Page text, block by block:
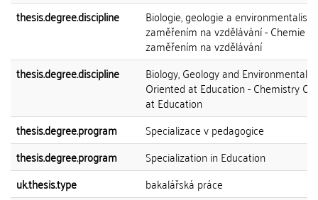
thesis.degree.discipline
Biologie, geologie a
zaměřením na vzdělávání - Chemie se
zaměřením na vzdělávání
thesis.degree.discipline
Biology, Geology and Environmental
Oriented at Education - Chemistry
at Education
thesis.degree.program
Specializace v pedagogice
thesis.degree.program
Specialization in Education
uk.thesis.type
bakalářská práce